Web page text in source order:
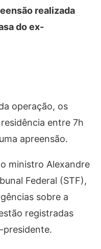
realizada
do ex-
operação, os
entre 7h
apreensão.
ministro Alexandre
Federal (STF),
sobre a
registradas
presidente.